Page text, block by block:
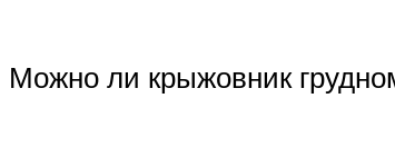
Можно ли крыжовник